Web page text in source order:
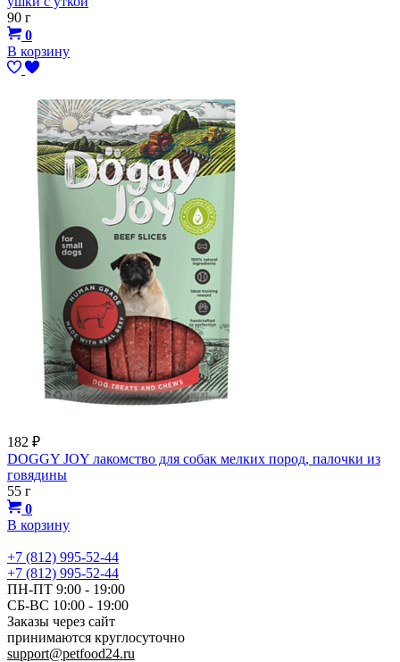
90 г
0
В корзину
182 ₽
DOGGY JOY лакомство для собак мелких пород, палочки из
говядины
55 г
0
В корзину
+7 (812) 995-52-44
+7 (812) 995-52-44
ПН-ПТ 9:00 - 19:00
СБ-ВС 10:00 - 19:00
Заказы через сайт
принимаются круглосуточно
support@petfood24.ru